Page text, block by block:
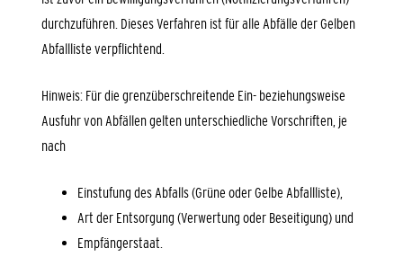
durchzuführen. Dieses Verfahren ist für alle Abfälle der Gelben
Abfallliste verpflichtend.
Hinweis: Für die grenzüberschreitende Ein- beziehungsweise
Ausfuhr von Abfällen gelten unterschiedliche Vorschriften, je
nach
Einstufung des Abfalls (Grüne oder Gelbe Abfallliste),
Art der Entsorgung (Verwertung oder Beseitigung) und
Empfängerstaat.